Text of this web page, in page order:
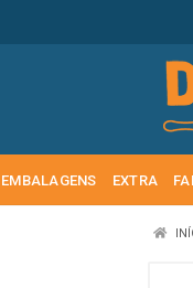
EMBALAGENS EXTRA